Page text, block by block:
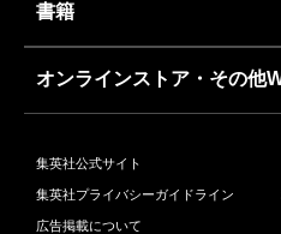
書籍
オンラインストア・その他
集英社公式サイト
集英社プライバシーガイドライン
広告掲載について